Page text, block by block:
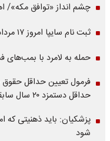
چشم انداز «توافق مکه»/
ثبت نام سایپا امروز ۱۷ مرداد ۱۴۰۵ | با ۵۰۰ میلیون کوییک S بخرید
حمله به لامرد با
فرمول تعیین حداقل
حداقل دستمزد ۲۰ سال سابقه
پزشکیان: باید ذهنیتی
شود